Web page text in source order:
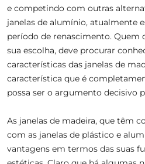
e competindo com outras
janelas de alumínio, atualmente
período de renascimento. Quem
sua escolha, deve procurar
características das janelas de
característica que é
possa ser o argumento decisivo
As janelas de madeira, que têm
com as janelas de plástico e
vantagens em termos das suas